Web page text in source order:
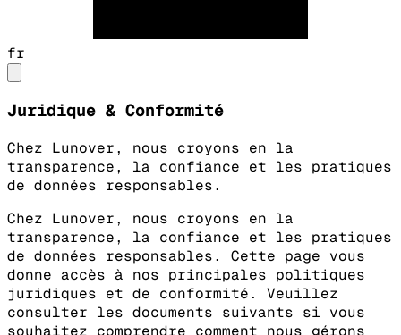
fr
Juridique & Conformité
Chez Lunover, nous croyons en la
transparence, la confiance et les pratiques
de données responsables.
Chez Lunover, nous croyons en la
transparence, la confiance et les pratiques
de données responsables. Cette page vous
donne accès à nos principales politiques
juridiques et de conformité.
Veuillez
consulter les documents suivants si vous
souhaitez comprendre comment nous gérons